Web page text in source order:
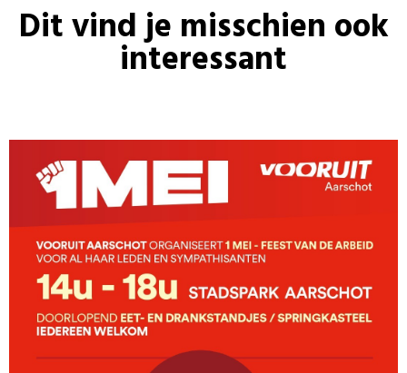
Dit vind je misschien ook
interessant